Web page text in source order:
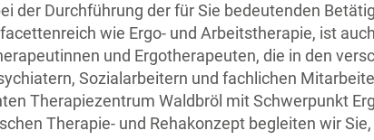
der Durchführung der für Sie bedeutenden
wie Ergo- und Arbeitstherapie, ist
und Ergotherapeuten, die in den
Sozialarbeitern und fachlichen
Therapiezentrum Waldbröl mit Schwerpunkt
Therapie- und Rehakonzept begleiten wir